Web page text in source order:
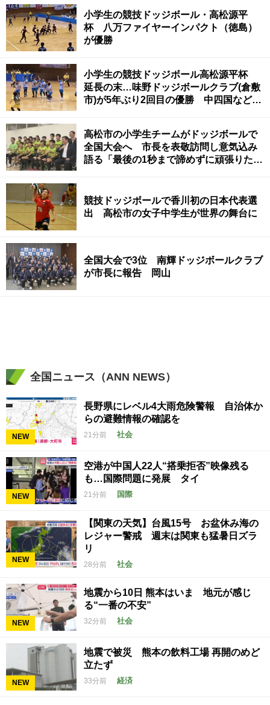
小学生の競技ドッジボール・高松源平
杯 八万ファイヤーインパクト（徳島）
が優勝
小学生の競技ドッジボール高松源平杯
延長の末…味野ドッジボールクラブ(倉敷
市)が5年ぶり2回目の優勝 中四国などか
高松市の小学生チームがドッジボールで
全国大会へ 市長を表敬訪問し意気込み
語る「最後の1秒まで諦めずに頑張りた
競技ドッジボールで香川初の日本代表選
出 高松市の女子中学生が世界の舞台に
全国大会で3位 南輝ドッジボールクラブ
が市長に報告 岡山
全国ニュース（ANN NEWS）
NEW
長野県にレベル4大雨危険警報 自治体か
らの避難情報の確認を
21分前 社会
NEW
空港が中国人22人“搭乗拒否”映像残る
も…国際問題に発展 タイ
21分前 国際
NEW
【関東の天気】台風15号 お盆休み海の
レジャー警戒 週末は関東も猛暑日ズラ
リ
28分前 社会
NEW
地震から10日 熊本はいま 地元が感じ
る“一番の不安”
32分前 社会
NEW
地震で被災 熊本の飲料工場 再開のめど
立たず
33分前 経済